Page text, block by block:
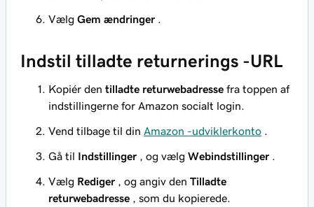
Vælg Gem ændringer
Indstil tilladte returnerings -URL
Kopiér den tilladte returwebadresse fra toppen af
indstillingerne for Amazon socialt login.
Vend tilbage til din Amazon -udviklerkonto
Gå til Indstillinger , og vælg Webindstillinger
Vælg Rediger , og angiv den Tilladte
returwebadresse , som du kopierede.